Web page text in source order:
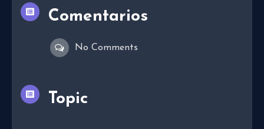
Comentarios
No Comments
Topic